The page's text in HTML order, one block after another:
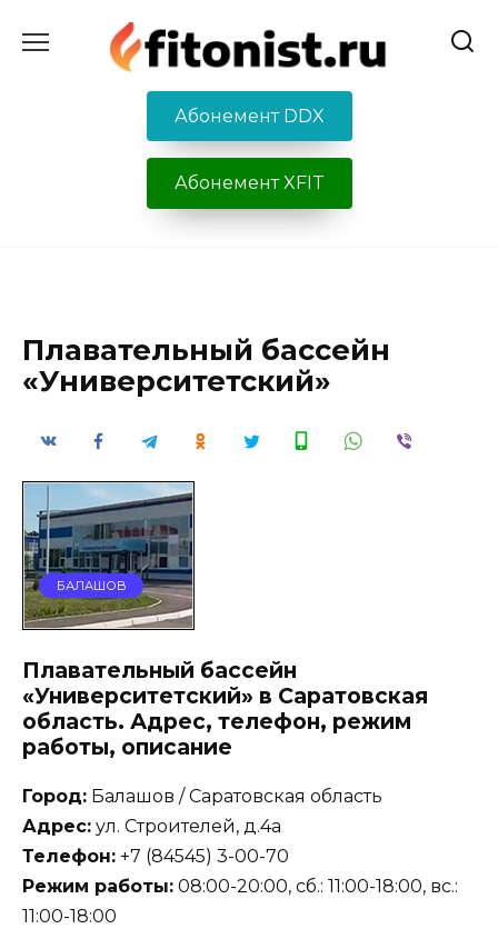
содержанию
Абонемент DDX
Абонемент XFIT
Плавательный бассейн
«Университетский»
БАЛАШОВ
Плавательный бассейн
«Университетский» в Саратовская
область. Адрес, телефон, режим
работы, описание
Город: Балашов / Саратовская область
Адрес: ул. Строителей, д.4а
Телефон: +7 (84545) 3-00-70
Режим работы: 08:00-20:00, сб.: 11:00-18:00, вс.:
11:00-18:00